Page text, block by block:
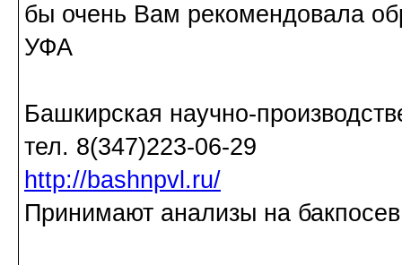
бы очень Вам рекомендовала
УФА
Башкирская научно-
тел. 8(347)223-06-29
http://bashnpvl.ru/
Принимают анализы на